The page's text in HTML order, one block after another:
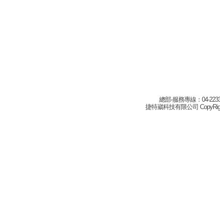
總部-服務專線：04-
捷特崴科技有限公司